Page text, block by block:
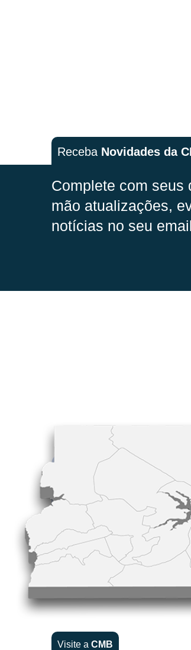
Receba Novidades da
Complete com seus
mão atualizações,
notícias no seu
Visite a CMB